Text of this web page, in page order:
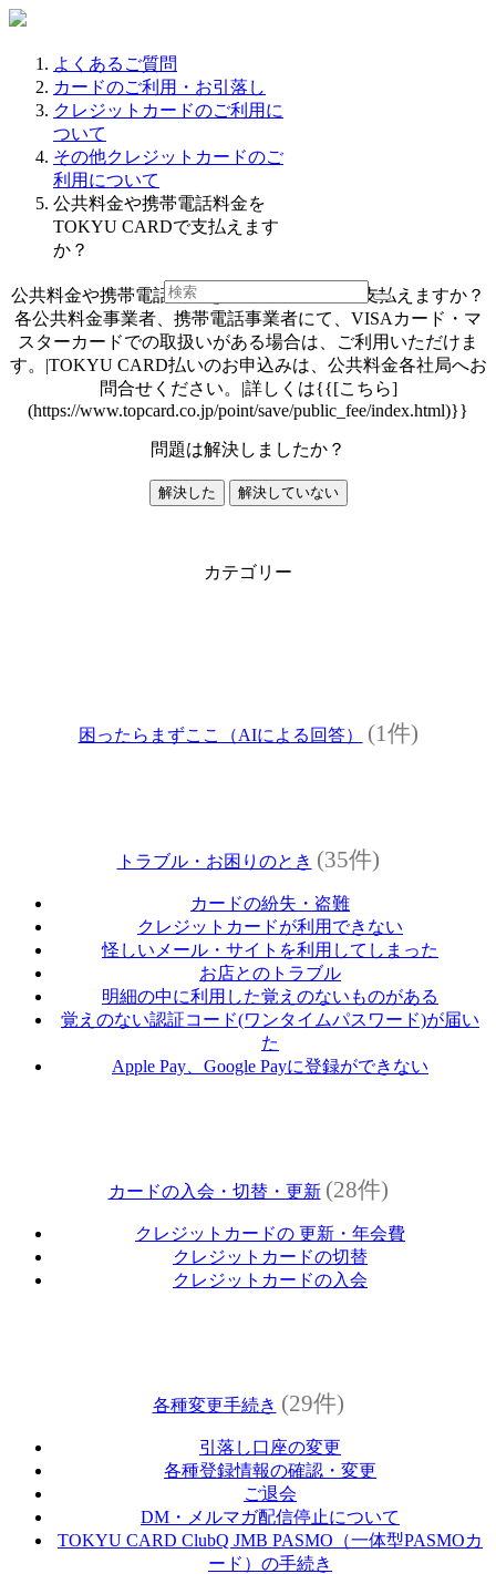
よくあるご質問
カードのご利用・お引落し
クレジットカードのご利用に
ついて
その他クレジットカードのご
利用について
公共料金や携帯電話料金を
TOKYU CARDで支払えます
か？
公共料金や携帯電話料金をTOKYU CARDで支払えますか？
各公共料金事業者、携帯電話事業者にて、VISAカード・マ
スターカードでの取扱いがある場合は、ご利用いただけま
す。|TOKYU CARD払いのお申込みは、公共料金各社局へお
問合せください。|詳しくは{{[こちら]
(https://www.topcard.co.jp/point/save/public_fee/index.html)}}
問題は解決しましたか？
解決した 解決していない
カテゴリー
困ったらまずここ（AIによる回答） (1件)
トラブル・お困りのとき (35件)
カードの紛失・盗難
クレジットカードが利用できない
怪しいメール・サイトを利用してしまった
お店とのトラブル
明細の中に利用した覚えのないものがある
覚えのない認証コード(ワンタイムパスワード)が届い
た
Apple Pay、Google Payに登録ができない
カードの入会・切替・更新 (28件)
クレジットカードの 更新・年会費
クレジットカードの切替
クレジットカードの入会
各種変更手続き (29件)
引落し口座の変更
各種登録情報の確認・変更
ご退会
DM・メルマガ配信停止について
TOKYU CARD ClubQ JMB PASMO（一体型PASMOカ
ード）の手続き